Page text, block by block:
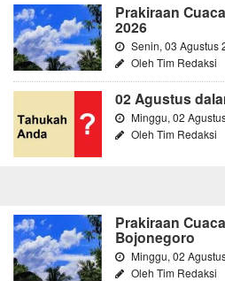
Prakiraan
2026
Senin, 03 Agustus
Oleh Tim Redaksi
02 Agustus
Minggu, 02
Oleh Tim Redaksi
Prakiraan
Bojonegoro
Minggu, 02
Oleh Tim Redaksi